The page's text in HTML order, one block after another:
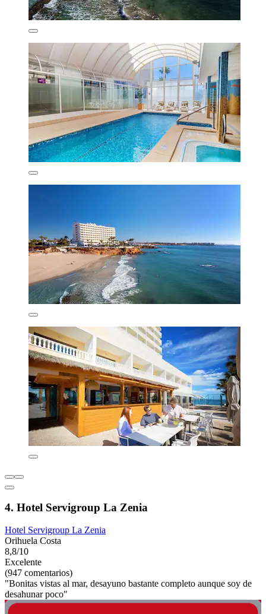
4. Hotel Servigroup La Zenia
Hotel Servigroup La Zenia
Orihuela Costa
8,8/10
Excelente
(947 comentarios)
"Bonitas vistas al mar, desayuno bastante completo aunque soy de
desahunar poco"